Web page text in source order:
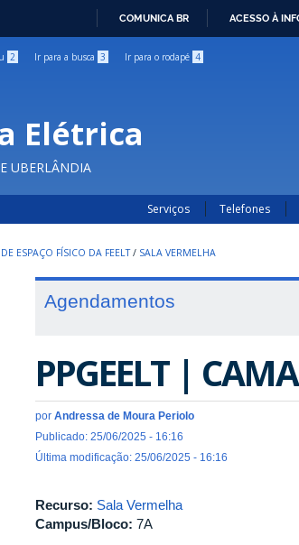
COMUNICA BR ACESSO À
2 Ir para a busca 3 Ir para o rodapé 4
Elétrica
UBERLÂNDIA
Serviços Telefones
DE ESPAÇO FÍSICO DA FEELT / SALA VERMELHA
Agendamentos
PPGEELT |
por Andressa de Moura Periolo
Publicado: 25/06/2025 - 16:16
Última modificação: 25/06/2025 - 16:16
Recurso: Sala Vermelha
Campus/Bloco: 7A